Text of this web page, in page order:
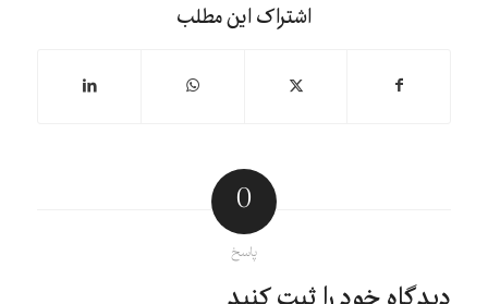
اشتراک این مطلب
0
پاسخ